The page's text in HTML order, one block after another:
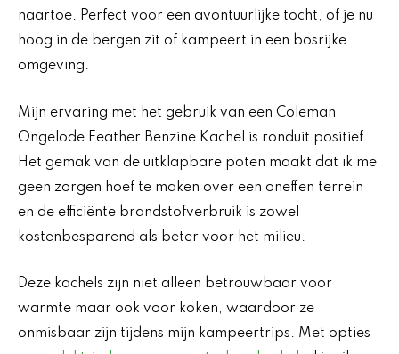
naartoe. Perfect voor een avontuurlijke tocht, of je nu
hoog in de bergen zit of kampeert in een bosrijke
omgeving.
Mijn ervaring met het gebruik van een Coleman
Ongelode Feather Benzine Kachel is ronduit positief.
Het gemak van de uitklapbare poten maakt dat ik me
geen zorgen hoef te maken over een oneffen terrein
en de efficiënte brandstofverbruik is zowel
kostenbesparend als beter voor het milieu.
Deze kachels zijn niet alleen betrouwbaar voor
warmte maar ook voor koken, waardoor ze
onmisbaar zijn tijdens mijn kampeertrips. Met opties